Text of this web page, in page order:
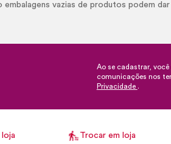
vazias de produtos podem
Ao se cadastrar,
comunicações nos
Privacidade .
Trocar em loja